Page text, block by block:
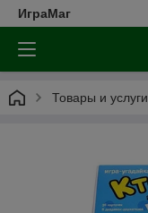
ИграМаг
Товары и услуги